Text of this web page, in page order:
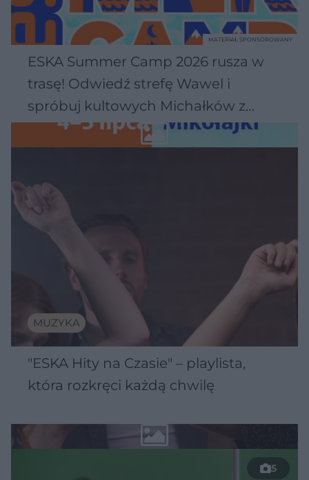
ESKA Summer Camp 2026 rusza w
trasę! Odwiedź strefę Wawel i
spróbuj kultowych Michałków z
Wawelu
MATERIAŁ SPONSOROWANY
MUZYKA
"ESKA Hity na Czasie" – playlista,
która rozkręci każdą chwilę
5